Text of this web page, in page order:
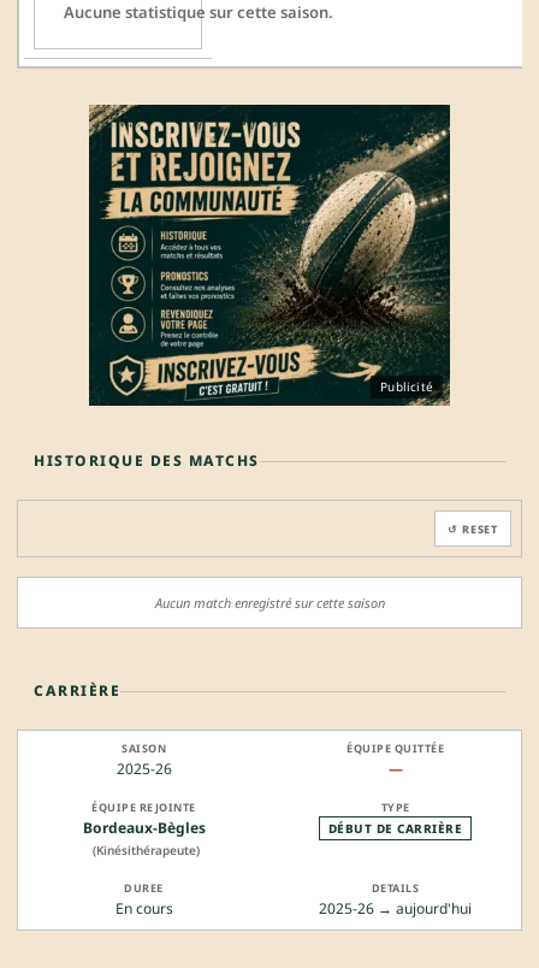
Aucune statistique sur cette saison.
Publicité
HISTORIQUE DES MATCHS
↺ RESET
Aucun match enregistré sur cette saison
CARRIÈRE
2025-26 —
Bordeaux-Bègles
(Kinésithérapeute)
DÉBUT DE CARRIÈRE
En cours 2025-26 → aujourd'hui